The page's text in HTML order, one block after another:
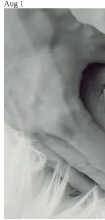
Aug 1